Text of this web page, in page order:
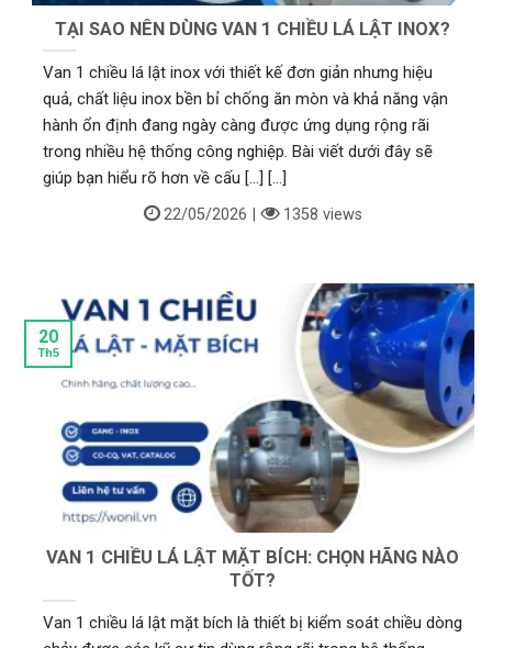
TẠI SAO NÊN DÙNG VAN 1 CHIỀU LÁ LẬT INOX?
Van 1 chiều lá lật inox với thiết kế đơn giản nhưng hiệu
quả, chất liệu inox bền bỉ chống ăn mòn và khả năng vận
hành ổn định đang ngày càng được ứng dụng rộng rãi
trong nhiều hệ thống công nghiệp. Bài viết dưới đây sẽ
giúp bạn hiểu rõ hơn về cấu [...] [...]
22/05/2026 1358 views
VAN 1 CHIỀU LÁ LẬT MẶT BÍCH: CHỌN HÃNG NÀO
TỐT?
Van 1 chiều lá lật mặt bích là thiết bị kiểm soát chiều dòng
20
Th5